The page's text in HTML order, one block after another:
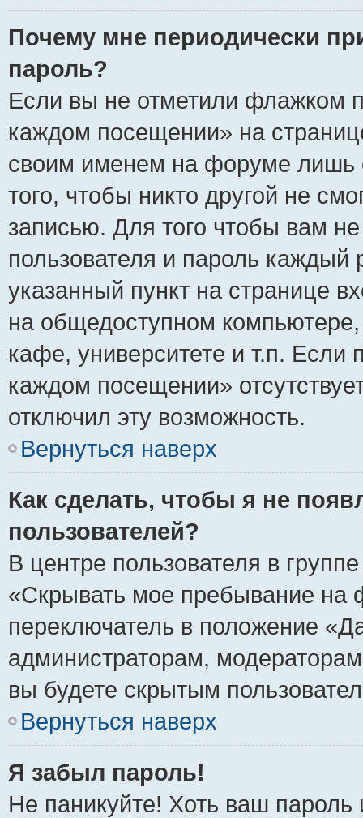
Почему мне периодически
пароль?
Если вы не отметили флажком
каждом посещении» на
своим именем на форуме лишь
того, чтобы никто другой не
записью. Для того чтобы вам
пользователя и пароль
указанный пункт на странице
на общедоступном
кафе, университете и т.п. Если
каждом посещении»
отключил эту возможность.
Вернуться наверх
Как сделать, чтобы я не
пользователей?
В центре пользователя в
«Скрывать мое пребывание на
переключатель в положение
администраторам,
вы будете скрытым
Вернуться наверх
Я забыл пароль!
Не паникуйте! Хоть ваш